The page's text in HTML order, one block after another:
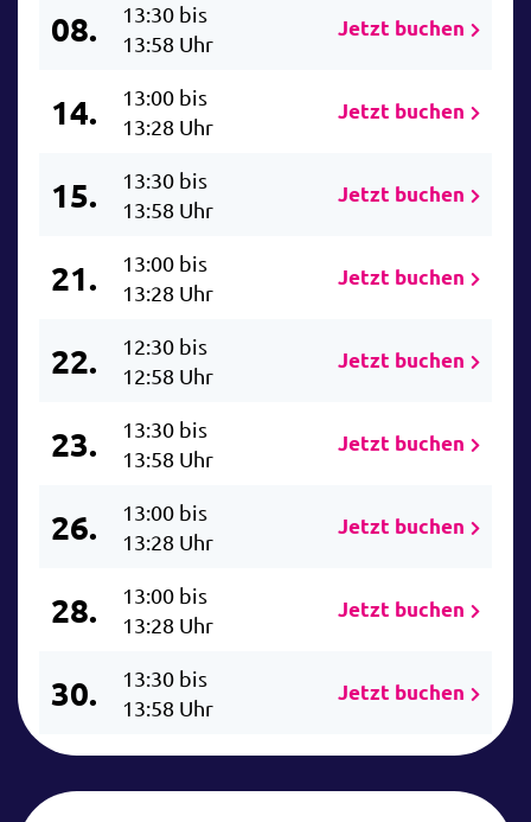
08.
13:30 bis
13:58 Uhr
Jetzt buchen
14.
13:00 bis
13:28 Uhr
Jetzt buchen
15.
13:30 bis
13:58 Uhr
Jetzt buchen
21.
13:00 bis
13:28 Uhr
Jetzt buchen
22.
12:30 bis
12:58 Uhr
Jetzt buchen
23.
13:30 bis
13:58 Uhr
Jetzt buchen
26.
13:00 bis
13:28 Uhr
Jetzt buchen
28.
13:00 bis
13:28 Uhr
Jetzt buchen
30.
13:30 bis
13:58 Uhr
Jetzt buchen